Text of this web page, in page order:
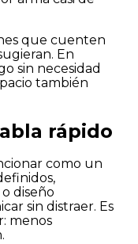
que cuenten
En
sin necesidad
también
rápido
como un
diseño
sin distraer. Es
menos